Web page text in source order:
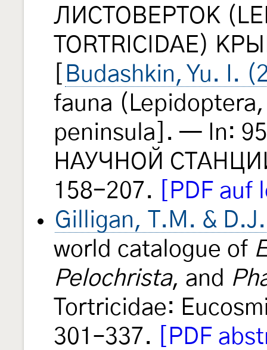
ЛИСТОВЕРТОК
TORTRICIDAE)
Budashkin, Yu. I.
fauna
peninsula]. — In:
НАУЧНОЙ
158-207.
[PDF
Gilligan, T.M. &
world catalogue of
Pelochrista, and
Tortricidae:
301–337.
[PDF